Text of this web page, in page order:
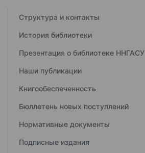
Структура и контакты
История библиотеки
Презентация о библиотеке ННГАСУ
Наши публикации
Книгообеспеченность
Бюллетень новых поступлений
Нормативные документы
Подписные издания